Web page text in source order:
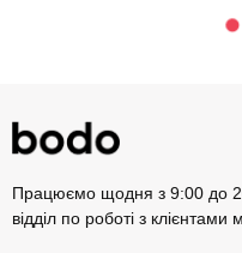
Працюємо щодня з 9:00 до
відділ по роботі з